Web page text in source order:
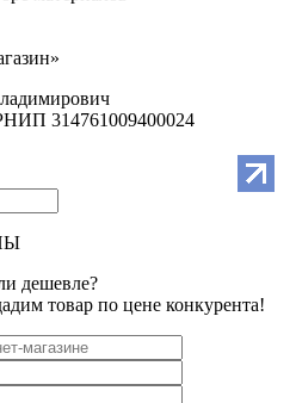
314761009400024
дешевле?
товар по цене конкурента!